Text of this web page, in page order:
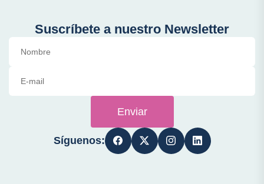
Suscríbete a nuestro Newsletter
Enviar
Síguenos: